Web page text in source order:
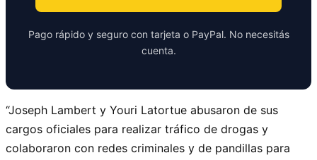
Pago rápido y seguro con tarjeta o PayPal. No necesitás
cuenta.
“Joseph Lambert y Youri Latortue abusaron de sus
cargos oficiales para realizar tráfico de drogas y
colaboraron con redes criminales y de pandillas para